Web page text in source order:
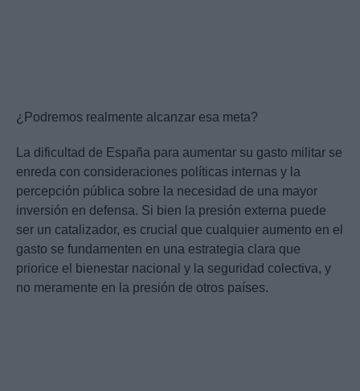
¿Podremos realmente alcanzar esa meta?
La dificultad de España para aumentar su gasto militar se
enreda con consideraciones políticas internas y la
percepción pública sobre la necesidad de una mayor
inversión en defensa. Si bien la presión externa puede
ser un catalizador, es crucial que cualquier aumento en el
gasto se fundamenten en una estrategia clara que
priorice el bienestar nacional y la seguridad colectiva, y
no meramente en la presión de otros países.